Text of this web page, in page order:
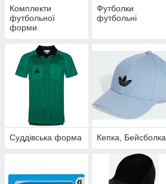
Комплекти
футбольної
форми
Футболки
футбольні
Суддівська форма Кепка, Бейсболка